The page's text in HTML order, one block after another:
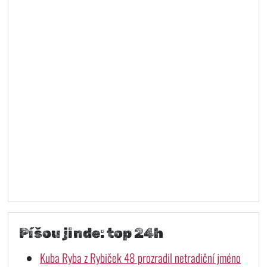
Píšou jinde: top 24h
Kuba Ryba z Rybiček 48 prozradil netradiční jméno